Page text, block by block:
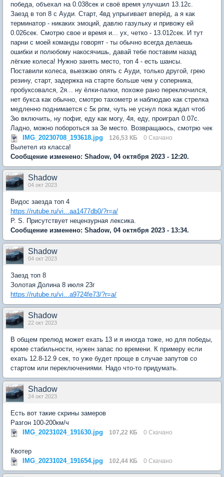
победа, объехал на 0.038сек и своё время улучшил 13.12с.
Заезд в топ 8 с Ауди. Старт, 4вд упрыгивает вперёд, а я как
терминатор - никаких эмоций, давлю газульку и привожу ей
0.026сек. Смотрю свое и время и... ух, четко - 13.012сек. И тут
парни с моей команды говорят - ты обычно всегда делаешь
ошибки и полюбому накосячишь, давай тебе поставим назад
лёгкие колеса! Нужно занять место, топ 4 - есть шансы.
Поставили колеса, выезжаю опять с Ауди, только другой, грею
резину, старт, задержка на старте больше чем у соперника,
пробуксовался, 2я... ну ёлки-палки, похоже рано переключился,
нет букса как обычно, смотрю тахометр и наблюдаю как стрелка
медленно поднимается с 5к рпм, чуть не уснул пока ждал чтоб
3ю включить, ну пофиг, еду как могу, 4я, еду, проиграл 0.07с.
Ладно, можно побороться за 3е место. Возвращаюсь, смотрю чек
IMG_20230708_193618.jpg
126,53 КБ 0 Скачано
Вылетел из класса!
Сообщение изменено: Shadow, 04 октября 2023 - 12:20.
Shadow
04 окт 2023
Видос заезда топ 4
https://rutube.ru/vi...aa1477db0/?r=a/
P. S. Присутствует нецензурная лексика.
Сообщение изменено: Shadow, 04 октября 2023 - 13:34.
Shadow
04 окт 2023
Заезд топ 8
Золотая Долина 8 июля 23г
https://rutube.ru/vi...a9724fe73/?r=a/
Shadow
22 окт 2023
В общем прелюд может ехать 13 и я иногда тоже, но для победы,
кроме стабильности, нужен запас по времени. К примеру если
ехать 12.8-12.9 сек, то уже будет проще в случае запутов со
стартом или переключениями. Надо что-то придумать.
Shadow
24 окт 2023
Есть вот такие скрины замеров
Разгон 100-200км/ч
IMG_20231024_191630.jpg
107,22 КБ 0 Скачано
Квотер
IMG_20231024_191654.jpg
102,44 КБ 0 Скачано